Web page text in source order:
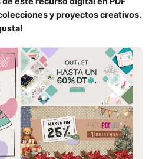
y proyectos creativos.